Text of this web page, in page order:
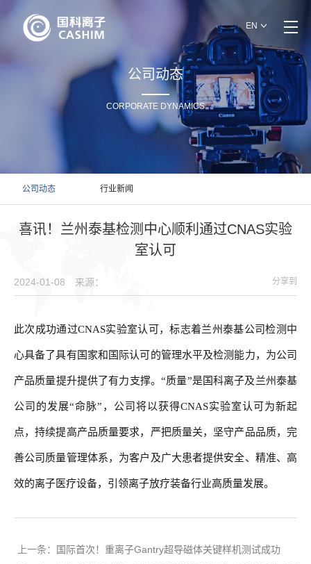
EN
公司动态
CORPORATE DYNAMICS
公司动态 行业新闻
喜讯！兰州泰基检测中心顺利通过CNAS实验
室认可
2024-01-08 来源： 分享到
此次成功通过CNAS实验室认可，标志着兰州泰基公司检测中
心具备了具有国家和国际认可的管理水平及检测能力，为公司
产品质量提升提供了有力支撑。“质量”是国科离子及兰州泰基
公司的发展“命脉”，公司将以获得CNAS实验室认可为新起
点，持续提高产品质量要求，严把质量关，坚守产品品质，完
善公司质量管理体系，为客户及广大患者提供安全、精准、高
效的离子医疗设备，引领离子放疗装备行业高质量发展。
上一条：
国际首次！重离子Gantry超导磁体关键样机测试成功